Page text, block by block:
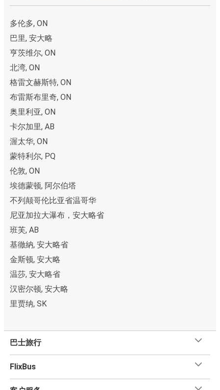
多伦多, ON
巴里, 安大略
亨茨维尔, ON
北湾, ON
格雷文赫斯特, ON
布雷斯布里奇, ON
奥里利亚, ON
卡尔加里, AB
渥太华, ON
蒙特利尔, PQ
伦敦, ON
埃德蒙顿, 阿尔伯塔
不列颠哥伦比亚省温哥华
尼亚加拉大瀑布，安大略省
班芙, AB
基徹納, 安大略省
金斯顿, 安大略
温莎, 安大略省
汉密尔顿, 安大略
里贾纳, SK
巴士旅行
FlixBus